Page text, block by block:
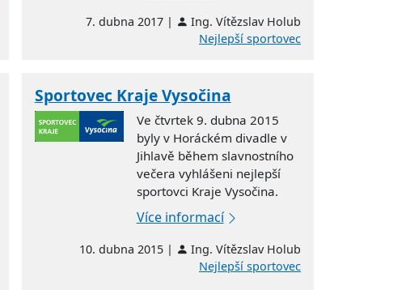
7. dubna 2017 |
Ing. Vítězslav Holub
Nejlepší sportovec
Sportovec Kraje Vysočina
Ve čtvrtek 9. dubna 2015
byly v Horáckém divadle v
Jihlavě během slavnostního
večera vyhlášeni nejlepší
sportovci Kraje Vysočina.
Více informací
10. dubna 2015 |
Ing. Vítězslav Holub
Nejlepší sportovec